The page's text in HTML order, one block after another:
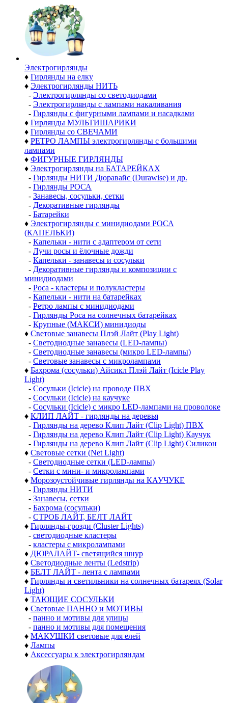
Электро­гирлянды
♦ Гирлянды на елку
♦ Электрогирлянды НИТЬ
- Электрогирлянды со светодиодами
- Электрогирлянды с лампами накаливания
- Гирлянды с фигурными лампами и насадками
♦ Гирлянды МУЛЬТИШАРИКИ
♦ Гирлянды со СВЕЧАМИ
♦ РЕТРО ЛАМПЫ электрогирлянды с большими
лампами
♦ ФИГУРНЫЕ ГИРЛЯНДЫ
♦ Электрогирлянды на БАТАРЕЙКАХ
- Гирлянды НИТИ Дюравайс (Durawise) и др.
- Гирлянды РОСА
- Занавесы, сосульки, сетки
- Декоративные гирлянды
- Батарейки
♦ Электрогирлянды с минидиодами РОСА
(КАПЕЛЬКИ)
- Капельки - нити с адаптером от сети
- Лучи росы и ёлочные дожди
- Капельки - занавесы и сосульки
- Декоративные гирлянды и композиции с
минидиодами
- Роса - кластеры и полукластеры
- Капельки - нити на батарейках
- Ретро лампы с минидиодами
- Гирлянды Роса на солнечных батарейках
- Крупные (МАКСИ) минидиоды
♦ Световые занавесы Плэй Лайт (Play Light)
- Светодиодные занавесы (LED-лампы)
- Светодиодные занавесы (микро LED-лампы)
- Световые занавесы с микролампами
♦ Бахрома (сосульки) Айсикл Плэй Лайт (Icicle Play
Light)
- Сосульки (Icicle) на проводе ПВХ
- Сосульки (Icicle) на каучуке
- Сосульки (Icicle) с микро LED-лампами на проволоке
♦ КЛИП ЛАЙТ - гирлянды на деревья
- Гирлянды на дерево Клип Лайт (Clip Light) ПВХ
- Гирлянды на дерево Клип Лайт (Clip Light) Каучук
- Гирлянды на дерево Клип Лайт (Clip Light) Силикон
♦ Световые сетки (Net Light)
- Светодиодные сетки (LED-лампы)
- Сетки с мини- и микролампами
♦ Морозоустойчивые гирлянды на КАУЧУКЕ
- Гирлянды НИТИ
- Занавесы, сетки
- Бахрома (сосульки)
- СТРОБ ЛАЙТ, БЕЛТ ЛАЙТ
♦ Гирлянды-грозди (Cluster Lights)
- светодиодные кластеры
- кластеры с микролампами
♦ ДЮРАЛАЙТ- светящийся шнур
♦ Светодиодные ленты (Ledstrip)
♦ БЕЛТ ЛАЙТ - лента с лампами
♦ Гирлянды и светильники на солнечных батареях (Solar
Light)
♦ ТАЮЩИЕ СОСУЛЬКИ
♦ Световые ПАННО и МОТИВЫ
- панно и мотивы для улицы
- панно и мотивы для помещения
♦ МАКУШКИ световые для елей
♦ Лампы
♦ Аксессуары к электрогирляндам